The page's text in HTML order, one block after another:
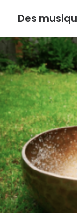
Des
ACCUEIL
ANTHONY DOUX
MUSIQUE DE
BOUTIQUE
ACTUALITE
Recherche